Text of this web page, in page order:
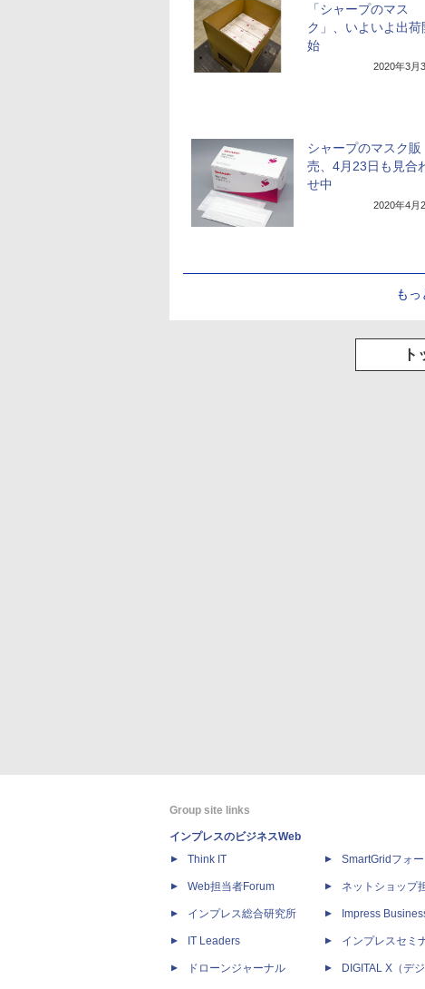
「シャープのマス
ク」、いよいよ出荷
始
2020年3月
シャープのマスク販
売、4月23日も見合
せ中
2020年4月
も
Group site links
インプレスのビジネスWeb
Think IT
Web担当者Forum
インプレス総合研究所
IT Leaders
ドローンジャーナル
SmartGridフォ
ネットショップ
Impress
インプレスセミ
DIGITAL X（デ